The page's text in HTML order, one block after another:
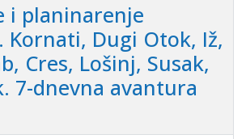
i planinarenje
Kornati, Dugi Otok, Iž,
Cres, Lošinj, Susak,
7-dnevna avantura